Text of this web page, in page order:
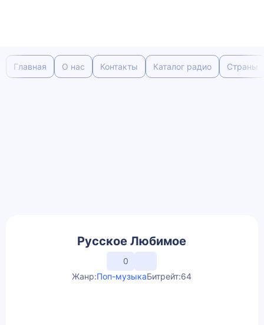
Главная О нас Контакты Каталог радио Страны
Русское Любимое
0
Жанр:Поп-музыкаБитрейт:64